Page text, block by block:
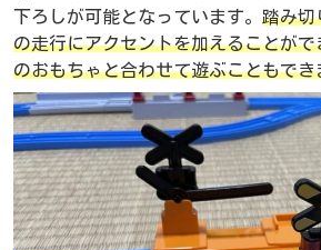
下ろしが可能となっています。 踏み切
の走行にアクセントを加えることが
のおもちゃと合わせて遊ぶこともでき